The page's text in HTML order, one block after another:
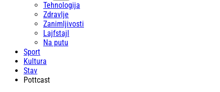
Tehnologija
Zdravlje
Zanimljivosti
Lajfstajl
Na putu
Sport
Kultura
Stav
Pottcast